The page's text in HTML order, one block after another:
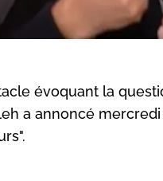
évoquant la
a annoncé